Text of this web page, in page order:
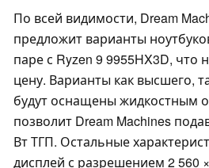
По всей видимости, Dream
предложит варианты
паре с Ryzen 9 9955HX3D, что
цену. Варианты как высшего,
будут оснащены жидкостным
позволит Dream Machines
Вт ТГП. Остальные
дисплей с разрешением 2 560